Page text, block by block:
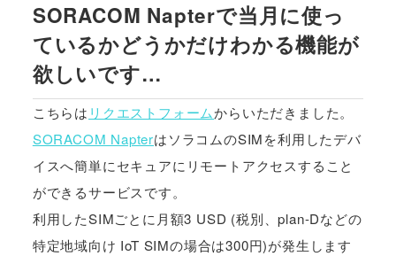
SORACOM Napterで当月に使っ
ているかどうかだけわかる機能が
欲しいです…
こちらは リクエストフォームからいただきました。
SORACOM NapterはソラコムのSIMを利用したデバ
イスへ簡単にセキュアにリモートアクセスすること
ができるサービスです。
利用したSIMごとに月額3 USD (税別、plan-Dなどの
特定地域向け IoT SIMの場合は300円)が発生します